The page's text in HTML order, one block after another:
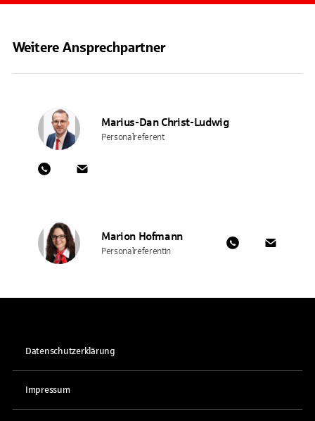
Weitere Ansprechpartner
Marius-Dan Christ-Ludwig
Personalreferent
Marion Hofmann
Personalreferentin
Datenschutzerklärung
Impressum